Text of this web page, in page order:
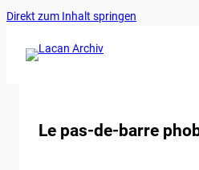
Direkt zum Inhalt springen
Le pas-de-barre